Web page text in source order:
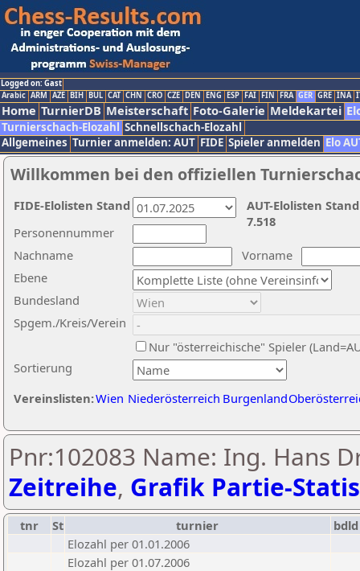
Logged on: Gast
Arabic ARM AZE BIH BUL CAT CHN CRO CZE DEN ENG ESP FAI FIN FRA GER GRE INA
Home TurnierDB Meisterschaft Foto-Galerie Meldekartei
Turnierschach-Elozahl Schnellschach-Elozahl
Allgemeines Turnier anmelden: AUT FIDE Spieler anmelden Elo
Willkommen bei den offiziellen
Nachname
Vorname
Ebene
Sortierung
Personennummer
Bundesland
Spgem./Kreis/Verein
Nur "österreichische" Spieler
Vereinslisten:Wien Niederösterreich Burgenland
AUT-Elolisten
7.518
FIDE-Elolisten Stand
Pnr:102083 Name: Ing. Hans
Zeitreihe, Grafik Partie-
tnr St turnier
bdld
Elozahl per 01.01.2006
Elozahl per 01.07.2006